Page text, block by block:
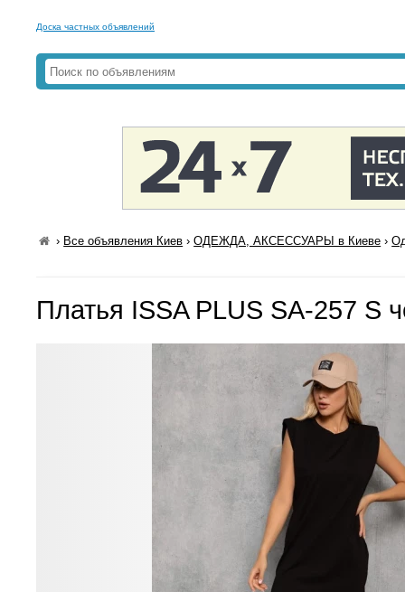
Доска частных объявлений
› Все объявления Киев ›ОДЕЖДА, АКСЕССУАРЫ в Киеве ›
Платья ISSA PLUS SA-257 S